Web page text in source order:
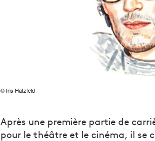
© Iris Hatzfeld
Après une première partie de
pour le théâtre et le cinéma, il se